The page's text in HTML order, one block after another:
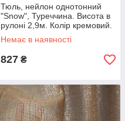
Тюль, нейлон однотонний
"Snow", Туреччина. Висота в
рулоні 2,9м. Колір кремовий.
Код 1203т Готова тюль із
тасьмою (3х2.5м.)
Немає в наявності
827 ₴